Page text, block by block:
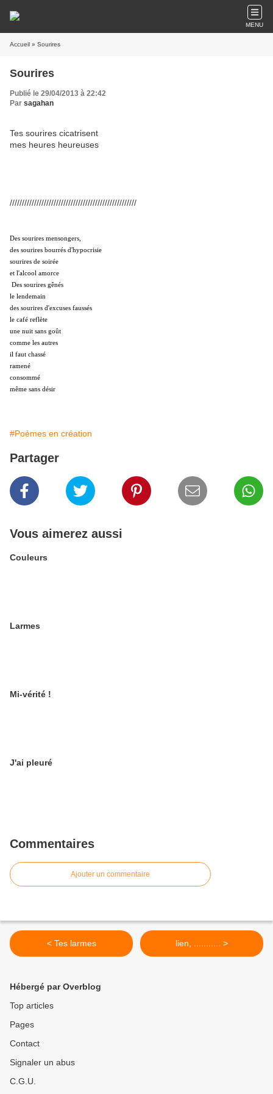
MENU
Accueil » Sourires
Sourires
Publié le 29/04/2013 à 22:42
Par sagahan
Tes sourires cicatrisent
mes heures heureuses
////////////////////////////////////////////////////
Des sourires mensongers,
des sourires bourrés d'hypocrisie
sourires de soirée
et l'alcool amorce
Des sourires gênés
le lendemain
des sourires d'excuses faussés
le café reflète
une nuit sans goût
comme les autres
il faut chassé
ramené
consommé
même sans désir
#Poèmes en création
Partager
Vous aimerez aussi
Couleurs
Larmes
Mi-vérité !
J'ai pleuré
Commentaires
Ajouter un commentaire
< Tes larmes lien, ........... >
Hébergé par Overblog
Top articles
Pages
Contact
Signaler un abus
C.G.U.